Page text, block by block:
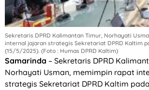
Sekretaris DPRD Kalimantan Timur, Norhayati
internal jajaran strategis Sekretariat DPRD Kaltim
(15/5/2025). (Foto : Humas DPRD Kaltim)
Samarinda – Sekretaris DPRD
Norhayati Usman, memimpin rapat
strategis Sekretariat DPRD Kaltim